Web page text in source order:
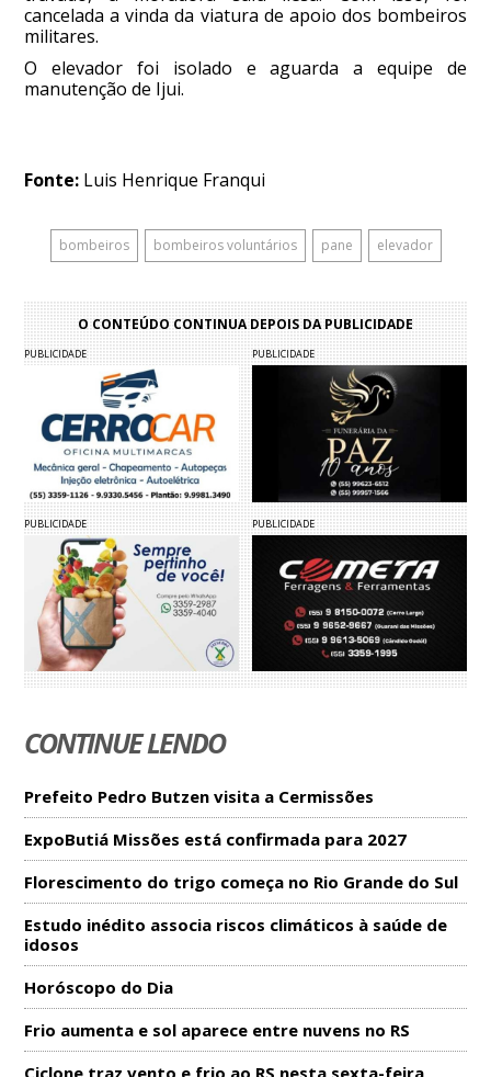
cancelada a vinda da viatura de apoio dos bombeiros
militares.
O elevador foi isolado e aguarda a equipe de
manutenção de Ijui.
Fonte: Luis Henrique Franqui
bombeiros bombeiros voluntários pane elevador
O CONTEÚDO CONTINUA DEPOIS DA PUBLICIDADE
PUBLICIDADE PUBLICIDADE
PUBLICIDADE PUBLICIDADE
CONTINUE LENDO
Prefeito Pedro Butzen visita a Cermissões
ExpoButiá Missões está confirmada para 2027
Florescimento do trigo começa no Rio Grande do Sul
Estudo inédito associa riscos climáticos à saúde de
idosos
Horóscopo do Dia
Frio aumenta e sol aparece entre nuvens no RS